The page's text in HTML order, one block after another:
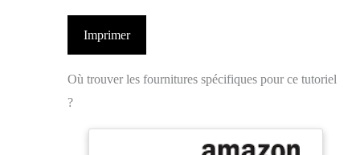
Imprimer
Où trouver les fournitures spécifiques pour ce tutoriel
?